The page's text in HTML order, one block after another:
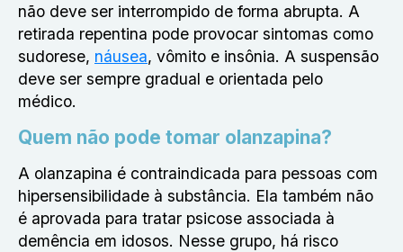
não deve ser interrompido de forma abrupta. A
retirada repentina pode provocar sintomas como
sudorese, náusea, vômito e insônia. A suspensão
deve ser sempre gradual e orientada pelo
médico.
Quem não pode tomar olanzapina?
A olanzapina é contraindicada para pessoas com
hipersensibilidade à substância. Ela também não
é aprovada para tratar psicose associada à
demência em idosos. Nesse grupo, há risco